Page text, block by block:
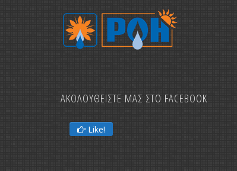
ΑΚΟΛΟΥΘΕΙΣΤΕ ΜΑΣ ΣΤΟ FACEBOOK
Like!